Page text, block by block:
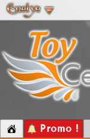
Promo !